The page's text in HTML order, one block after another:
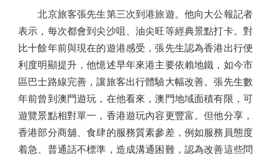
北京旅客張先生第三次到港旅遊。他向大公報記者
表示，每次都會到尖沙咀、油尖旺等經典景點打卡。對
比十餘年前與現在的遊港感受，張先生認為香港出行便
利度明顯提升，他憶述早年來港主要依賴地鐵，如今市
區巴士路線完善，讓旅客出行體驗大幅改善。張先生數
年前曾到澳門遊玩，在他看來，澳門地域面積有限，可
遊覽景點相對單一，香港遊玩內容更豐富。但他分享，
香港部分商舖、食肆的服務質素參差，例如服務員態度
着急、普通話不標準，造成溝通困難，認為改善這些問